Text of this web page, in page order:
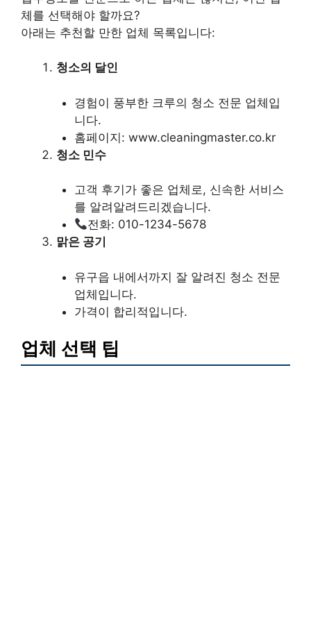
체를 선택해야 할까요?
아래는 추천할 만한 업체 목록입니다:
청소의 달인
경험이 풍부한 크루의 청소 전문 업체입
니다.
홈페이지: www.cleaningmaster.co.kr
청소 민수
고객 후기가 좋은 업체로, 신속한 서비스
를 알려알려드리겠습니다.
전화: 010-1234-5678
맑은 공기
유구읍 내에서까지 잘 알려진 청소 전문
업체입니다.
가격이 합리적입니다.
업체 선택 팁